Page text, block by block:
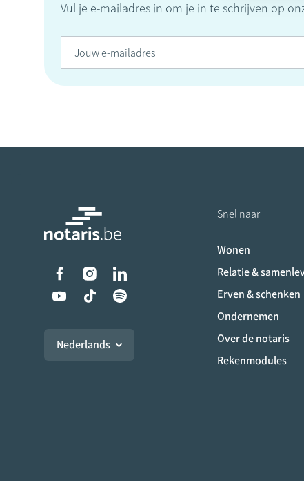
Vul je e-mailadres in om je in te schrijven op
Liens vers les réseaux
Nederlands
Snel naar
Wonen
Relatie &
Erven & schenken
Ondernemen
Over de notaris
Rekenmodules